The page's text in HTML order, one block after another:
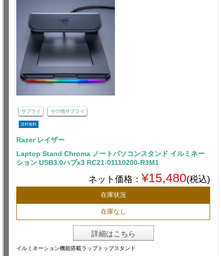
サプライ その他サプライ
送料無料
Razer レイザー
Laptop Stand Chroma ノートパソコンスタンド イルミネー
ション USB3.0ハブx3 RC21-01110200-R3M1
ネット価格： ¥15,480(税込)
在庫状況
在庫なし
詳細はこちら
イルミネーション機能搭載ラップトップスタンド